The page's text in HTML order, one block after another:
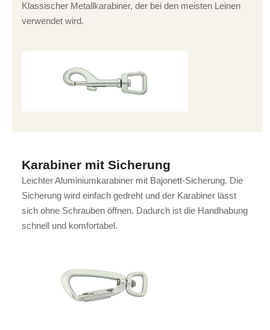
Klassischer Metallkarabiner, der bei den meisten Leinen
verwendet wird.
Karabiner mit Sicherung
Leichter Aluminiumkarabiner mit Bajonett-Sicherung. Die
Sicherung wird einfach gedreht und der Karabiner lässt
sich ohne Schrauben öffnen. Dadurch ist die Handhabung
schnell und komfortabel.